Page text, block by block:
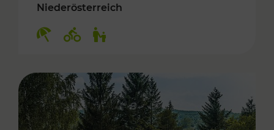
Niederösterreich